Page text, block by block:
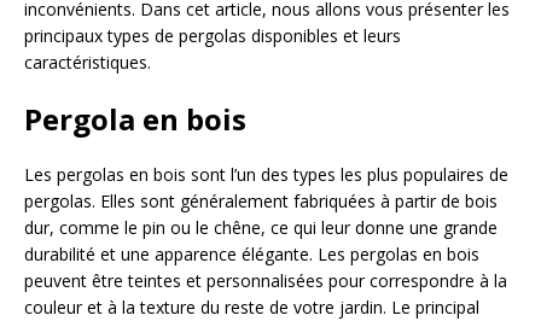
inconvénients. Dans cet article, nous allons vous présenter les
principaux types de pergolas disponibles et leurs
caractéristiques.
Pergola en bois
Les pergolas en bois sont l’un des types les plus populaires de
pergolas. Elles sont généralement fabriquées à partir de bois
dur, comme le pin ou le chêne, ce qui leur donne une grande
durabilité et une apparence élégante. Les pergolas en bois
peuvent être teintes et personnalisées pour correspondre à la
couleur et à la texture du reste de votre jardin. Le principal